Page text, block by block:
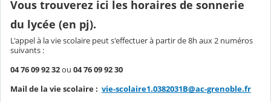
Vous trouverez ici les horaires de sonnerie
du lycée (en pj).
L'appel à la vie scolaire peut s'effectuer à partir de 8h aux 2 numéros
suivants :
04 76 09 92 32ou 04 76 09 92 30
Mail de la vie scolaire : vie-scolaire1.0382031B@ac-grenoble.fr